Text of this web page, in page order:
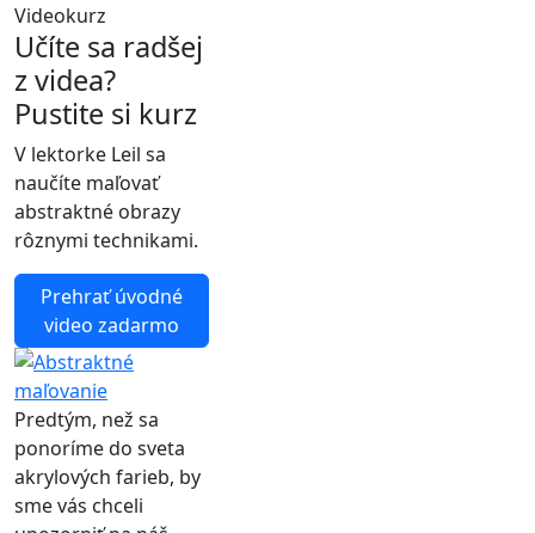
Videokurz
Učíte sa radšej
z videa?
Pustite si kurz
V lektorke Leil sa
naučíte maľovať
abstraktné obrazy
rôznymi technikami.
Prehrať úvodné
video zadarmo
Predtým, než sa
ponoríme do sveta
akrylových farieb, by
sme vás chceli